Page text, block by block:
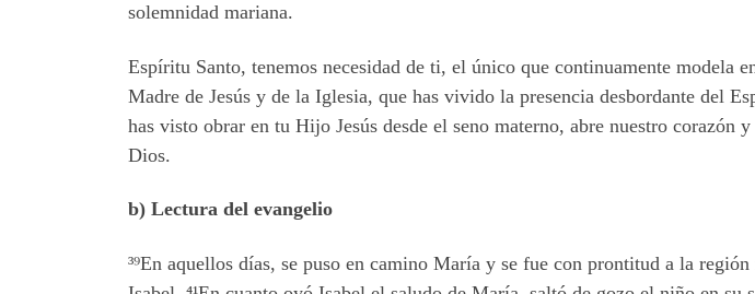
solemnidad mariana.
Espíritu Santo, tenemos necesidad de ti, el único que continuamente
Madre de Jesús y de la Iglesia, que has vivido la presencia desbordante del
has visto obrar en tu Hijo Jesús desde el seno materno, abre nuestro corazón
Dios.
b) Lectura del evangelio
³⁹En aquellos días, se puso en camino María y se fue con prontitud a la región